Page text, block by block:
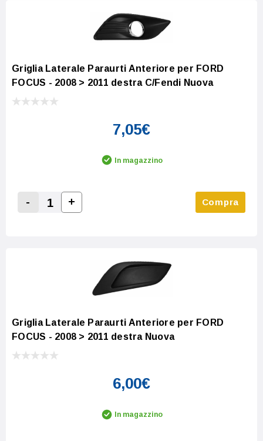
Griglia Laterale Paraurti Anteriore per FORD
FOCUS - 2008 > 2011 destra C/Fendi Nuova
7,05€
In magazzino
Decrease Quantity:
-
Increase Quantity:
+ Compra
Griglia Laterale Paraurti Anteriore per FORD
FOCUS - 2008 > 2011 destra Nuova
6,00€
In magazzino